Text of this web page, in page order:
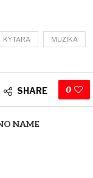
KYTARA MUZIKA
SHARE 0
NAME